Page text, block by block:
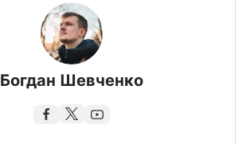
Богдан Шевченко